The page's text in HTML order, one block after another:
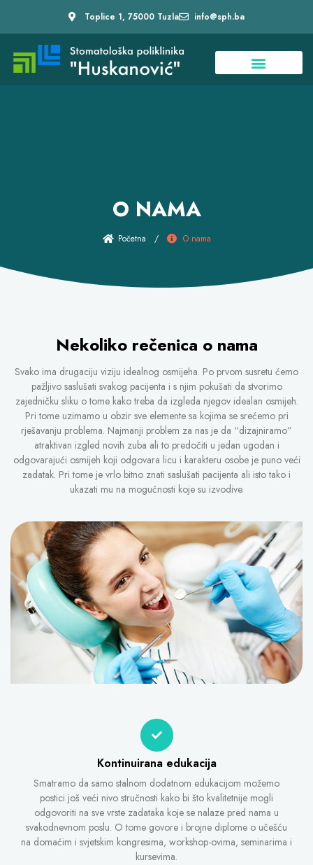
Toplice 1, 75000 Tuzla info@sph.ba
O NAMA
Početna / O nama
Nekoliko rečenica o nama
Svako ima drugaciju viziju idealnog osmijeha. Po prvom susretu ćemo
pažljivo saslušati svakog pacijenta i s njim pokušati da stvorimo
zajedničku sliku o tome kako treba da izgleda njegov idealan osmijeh.
Pri tome uzimamo u obzir sve elemente sa kojima se srećemo pri
rješavanju problema. Najmanji problem za nas je da “dizajniramo”
atraktivan izgled novih zuba ali to predočiti u jedan ugodan i
odgovarajući osmijeh koji odgovara licu i karakteru osobe je puno veći
zadatak. Pri tome je vrlo bitno znati saslušati pacijenta ali isto tako i
ukazati mu na mogućnosti koje su izvodive.
Kontinuirana edukacija
Smatramo da samo stalnom dodatnom edukacijom možemo
postici još veći nivo stručnosti kako bi što kvalitetnije mogli
odgovoriti na sve vrste zadataka koje se nalaze pred nama u
svakodnevnom poslu. O tome govore i brojne diplome o učešću
na domaćim i svjetskim kongresima, workshop-ovima, seminarima i
kursevima.